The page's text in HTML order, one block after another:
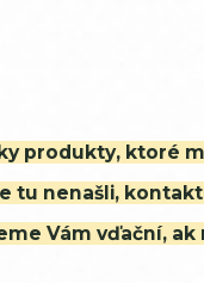
produkty, ktoré
tu nenašli,
Vám vďační,